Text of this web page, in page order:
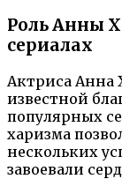
Роль Анны
сериалах
Актриса Анна
известной
популярных
харизма
нескольких
завоевали